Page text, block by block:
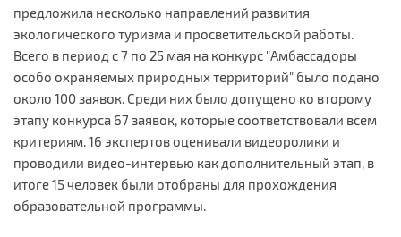
предложила несколько направлений развития
экологического туризма и просветительской работы.
Всего в период с 7 по 25 мая на конкурс "Амбассадоры
особо охраняемых природных территорий" было подано
около 100 заявок. Среди них было допущено ко второму
этапу конкурса 67 заявок, которые соответствовали всем
критериям. 16 экспертов оценивали видеоролики и
проводили видео-интервью как дополнительный этап, в
итоге 15 человек были отобраны для прохождения
образовательной программы.